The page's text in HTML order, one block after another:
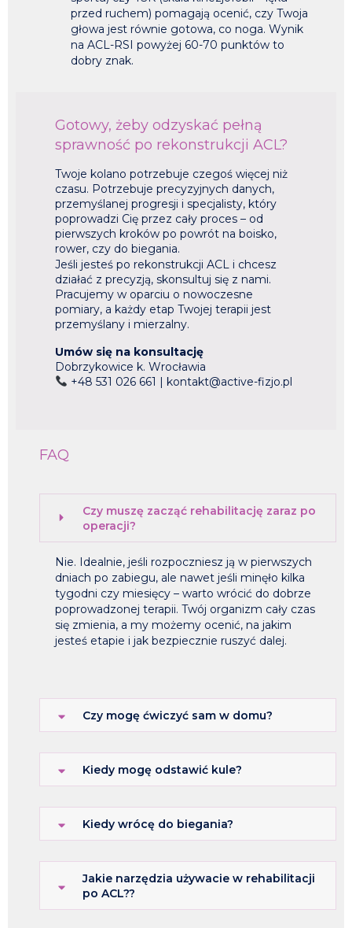
przed ruchem) pomagają ocenić, czy Twoja
głowa jest równie gotowa, co noga. Wynik
na ACL-RSI powyżej 60-70 punktów to
dobry znak.
Gotowy, żeby odzyskać pełną
sprawność po rekonstrukcji ACL?​
Twoje kolano potrzebuje czegoś więcej niż
czasu. Potrzebuje precyzyjnych danych,
przemyślanej progresji i specjalisty, który
poprowadzi Cię przez cały proces – od
pierwszych kroków po powrót na boisko,
rower, czy do biegania.
Jeśli jesteś po rekonstrukcji ACL i chcesz
działać z precyzją, skonsultuj się z nami.
Pracujemy w oparciu o nowoczesne
pomiary, a każdy etap Twojej terapii jest
przemyślany i mierzalny.
Umów się na konsultację
Dobrzykowice k. Wrocławia
+48 531 026 661 | kontakt@active-fizjo.pl
FAQ
Czy muszę zacząć rehabilitację zaraz po
operacji?
Nie. Idealnie, jeśli rozpoczniesz ją w pierwszych
dniach po zabiegu, ale nawet jeśli minęło kilka
tygodni czy miesięcy – warto wrócić do dobrze
poprowadzonej terapii. Twój organizm cały czas
się zmienia, a my możemy ocenić, na jakim
jesteś etapie i jak bezpiecznie ruszyć dalej.
Czy mogę ćwiczyć sam w domu?
Kiedy mogę odstawić kule?
Kiedy wrócę do biegania?
Jakie narzędzia używacie w rehabilitacji
po ACL??